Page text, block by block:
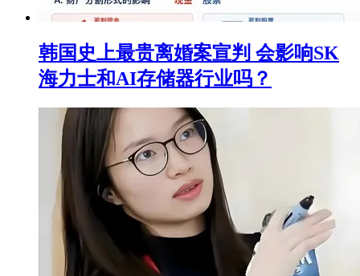
韩国史上最贵离婚案宣判 会影响SK
海力士和AI存储器行业吗？